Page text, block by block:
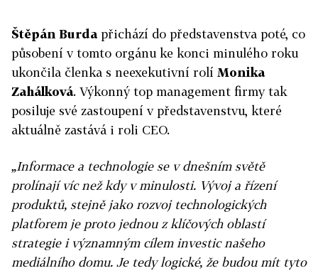
Štěpán Burdapřichází do představenstva poté, co
působení v tomto orgánu ke konci minulého roku
ukončila členka s neexekutivní rolí Monika
Zahálková. Výkonný top management firmy tak
posiluje své zastoupení v představenstvu, které
aktuálně zastává i roli CEO.
„Informace a technologie se v dnešním světě
prolínají víc než kdy v minulosti. Vývoj a řízení
produktů, stejně jako rozvoj technologických
platforem je proto jednou z klíčových oblastí
strategie i významným cílem investic našeho
mediálního domu. Je tedy logické, že budou mít tyto